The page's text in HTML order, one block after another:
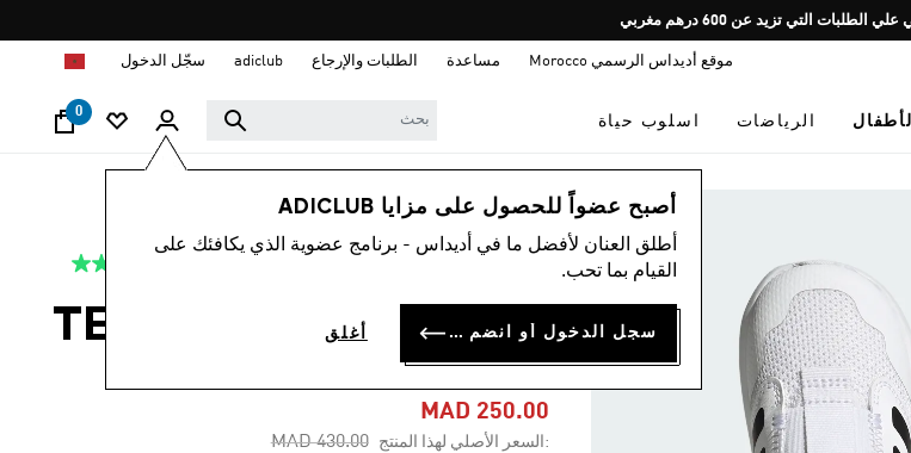
Pause
promotion
التي تزيد عن 600 درهم مغربي
موقع أديداس الرسمي Morocco مساعدة الطلبات والإرجاع adiclub سجّل الدخول
الأطفال الرياضات اسلوب حياة
0
أصبح عضواً للحصول على مزايا ADICLUB
أطلق العنان لأفضل ما في أديداس - برنامج عضوية الذي يكافئك على
القيام بما تحب.
سجل الدخول أو انضم الآن أغلق
الأطفال أحذية
متوسط
التقييم
حذاء للأطفال TENSAUR
COMFORT
MAD 250.00
:السعر الأصلي لهذا المنتج Price reduced from
MAD 430.00
to